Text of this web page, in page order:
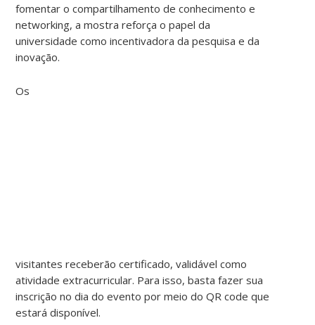
fomentar o compartilhamento de conhecimento e
networking, a mostra reforça o papel da
universidade como incentivadora da pesquisa e da
inovação.
Os
visitantes receberão certificado, validável como
atividade extracurricular. Para isso, basta fazer sua
inscrição no dia do evento por meio do QR code que
estará disponível.